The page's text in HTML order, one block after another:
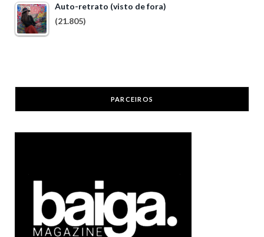
Auto-retrato (visto de fora)
(21.805)
PARCEIROS